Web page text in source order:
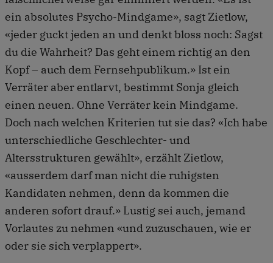
ein absolutes Psycho-Mindgame», sagt Zietlow,
«jeder guckt jeden an und denkt bloss noch: Sagst
du die Wahrheit? Das geht einem richtig an den
Kopf – auch dem Fernsehpublikum.» Ist ein
Verräter aber entlarvt, bestimmt Sonja gleich
einen neuen. Ohne Verräter kein Mindgame.
Doch nach welchen Kriterien tut sie das? «Ich habe
unterschiedliche Geschlechter- und
Altersstrukturen gewählt», erzählt Zietlow,
«ausserdem darf man nicht die ruhigsten
Kandidaten nehmen, denn da kommen die
anderen sofort drauf.» Lustig sei auch, jemand
Vorlautes zu nehmen «und zuzuschauen, wie er
oder sie sich verplappert».